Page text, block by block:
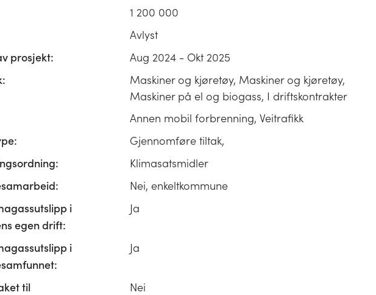
1 200 000
Avlyst
prosjekt:
Aug 2024 - Okt 2025
Maskiner og kjøretøy, Maskiner og kjøretøy,
Maskiner på el og biogass, I driftskontrakter
Annen mobil forbrenning, Veitrafikk
Gjennomføre tiltak,
Klimasatsmidler
Nei, enkeltkommune
i
egen drift:
Ja
i
Ja
til
Nei